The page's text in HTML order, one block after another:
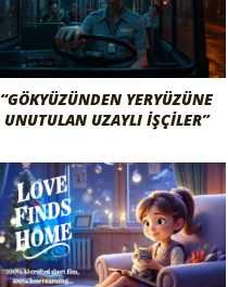
“GÖKYÜZÜNDEN YERYÜZÜNE
UNUTULAN UZAYLI İŞÇILER”